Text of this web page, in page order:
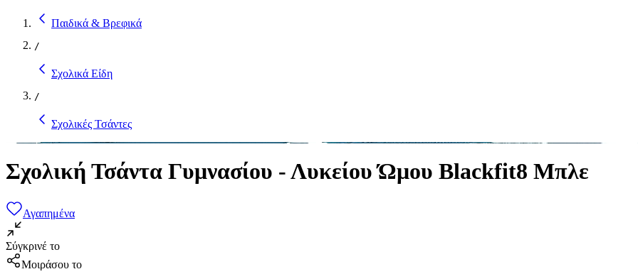
Παιδικά & Βρεφικά
/
Σχολικά Είδη
/
Σχολικές Τσάντες
Σχολική Τσάντα Γυμνασίου - Λυκείου Ώμου Blackfit8 Μπλε
Αγαπημένα
Σύγκρινέ το
Μοιράσου το